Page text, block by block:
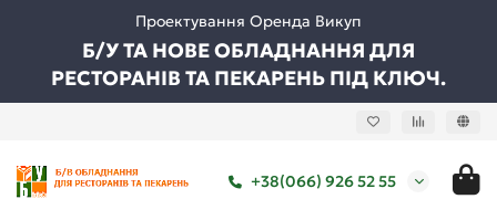
Проектування Оренда Викуп
Б/У ТА НОВЕ ОБЛАДНАННЯ ДЛЯ
РЕСТОРАНІВ ТА ПЕКАРЕНЬ ПІД КЛЮЧ.
+38(066) 926 52 55